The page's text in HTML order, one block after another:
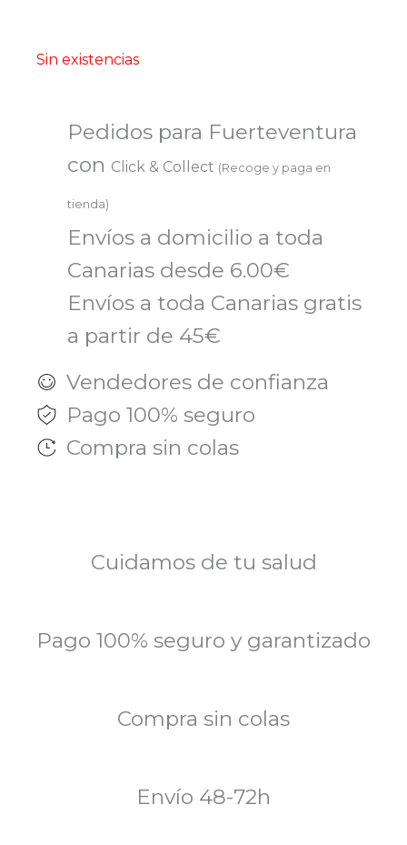
Sin existencias
Pedidos para Fuerteventura
con Click & Collect (Recoge y paga en
tienda)
Envíos a domicilio a toda
Canarias desde 6.00€
Envíos a toda Canarias gratis
a partir de 45€
Vendedores de confianza
Pago 100% seguro
Compra sin colas
Cuidamos de tu salud
Pago 100% seguro y garantizado
Compra sin colas
Envío 48-72h